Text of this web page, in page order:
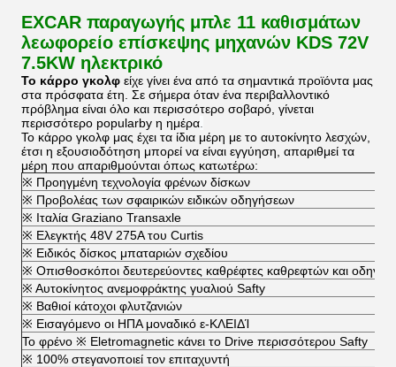
EXCAR παραγωγής μπλε 11 καθισμάτων
λεωφορείο επίσκεψης μηχανών KDS 72V
7.5KW ηλεκτρικό
Το κάρρο γκολφ είχε γίνει ένα από τα σημαντικά προϊόντα μας
στα πρόσφατα έτη. Σε σήμερα όταν ένα περιβαλλοντικό
πρόβλημα είναι όλο και περισσότερο σοβαρό, γίνεται
περισσότερο popularby η ημέρα
Το κάρρο γκολφ μας έχει τα ίδια μέρη με το αυτοκίνητο λεσχών,
έτσι η εξουσιοδότηση μπορεί να είναι εγγύηση, απαριθμεί τα
μέρη που απαριθμούνται όπως κατωτέρω:
※ Προηγμένη τεχνολογία φρένων δίσκων
※ Προβολέας των σφαιρικών ειδικών οδηγήσεων
※ Ιταλία Graziano Transaxle
※ Ελεγκτής 48V 275A του Curtis
※ Ειδικός δίσκος μπαταριών σχεδίου
※ Οπισθοσκόποι δευτερεύοντες καθρέφτες καθρεφτών και
※ Αυτοκίνητος ανεμοφράκτης γυαλιού Safty
※ Βαθιοί κάτοχοι φλυτζανιών
※ Εισαγόμενο οι ΗΠΑ μοναδικό ε-ΚΛΕΙΔΊ
Το φρένο ※ Eletromagnetic κάνει το Drive περισσότερου Safty
※ 100% στεγανοποιεί τον επιταχυντή